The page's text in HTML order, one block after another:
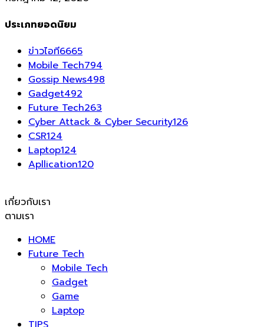
ประเภทยอดนิยม
ข่าวไอที6665
Mobile Tech794
Gossip News498
Gadget492
Future Tech263
Cyber Attack & Cyber Security126
CSR124
Laptop124
Apllication120
เกี่ยวกับเรา
ตามเรา
HOME
Future Tech
Mobile Tech
Gadget
Game
Laptop